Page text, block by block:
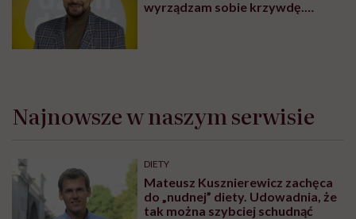
wyrządzam sobie krzywdę.
Najnowsze w naszym serwisie
DIETY
Mateusz Kusznierewicz zachęca
do „nudnej” diety. Udowadnia, że
tak można szybciej schudnąć